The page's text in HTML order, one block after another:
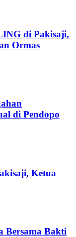
di Pakisaji,
Ormas
di Pendopo
Ketua
Bersama Bakti